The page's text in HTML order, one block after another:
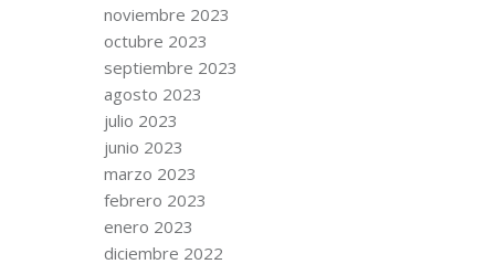
noviembre 2023
octubre 2023
septiembre 2023
agosto 2023
julio 2023
junio 2023
marzo 2023
febrero 2023
enero 2023
diciembre 2022